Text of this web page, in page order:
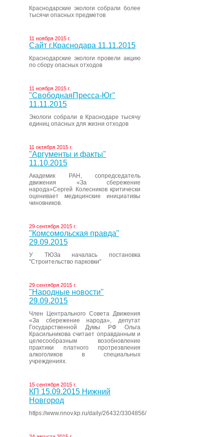
Краснодарские экологи собрали более
тысячи опасных предметов
11 ноября 2015 г.
Сайт г.Краснодара 11.11.2015
Краснодарские экологи провели акцию
по сбору опасных отходов
11 ноября 2015 г.
"СвободнаяПресса-Юг"
11.11.2015
Экологи собрали в Краснодаре тысячу
единиц опасных для жизни отходов
11 октября 2015 г.
"Аргументы и факты"
11.10.2015
Академик РАН, сопредседатель
движения «За сбережение
народа»Сергей Колесников критически
оценивает медицинские инициативы
чиновников.
29 сентября 2015 г.
"Комсомольская правда"
29.09.2015
У ТЮЗа началась постановка
"Строительство парковки"
29 сентября 2015 г.
"Народные новости"
29.09.2015
Член Центрального Совета Движения
«За сбережение народа», депутат
Государственной Думы РФ Ольга
Красильникова считает оправданным и
целесообразным возобновление
практики платного протрезвления
алкоголиков в специальных
учреждениях.
15 сентября 2015 г.
КП 15.09.2015 Нижний
Новгород
https://www.nnov.kp.ru/daily/26432/3304856/